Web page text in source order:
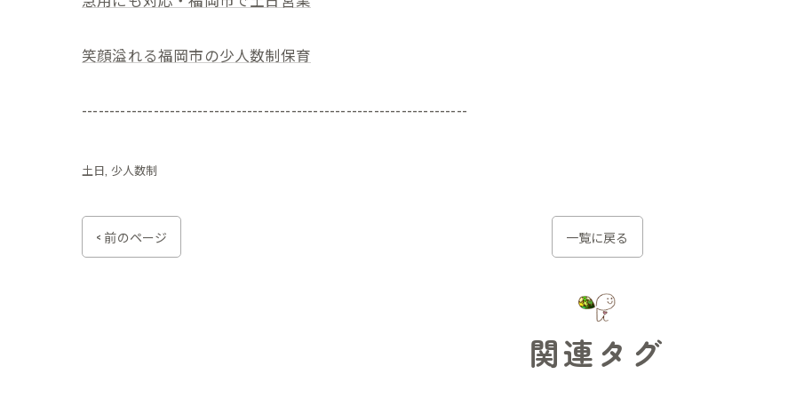
笑顔溢れる福岡市の少人数制保育
----------------------------------------------------------------------
土日 少人数制
< 前のページ 一覧に戻る
関連タグ